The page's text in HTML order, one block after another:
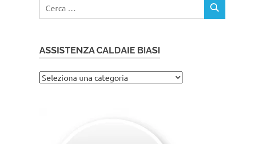
per:
CERCA
ASSISTENZA CALDAIE BIASI
Assistenza